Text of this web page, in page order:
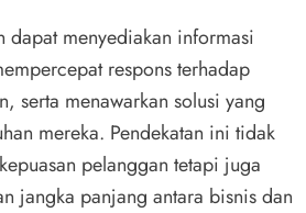
dapat menyediakan informasi
respons terhadap
serta menawarkan solusi yang
mereka. Pendekatan ini tidak
pelanggan tetapi juga
jangka panjang antara bisnis dan